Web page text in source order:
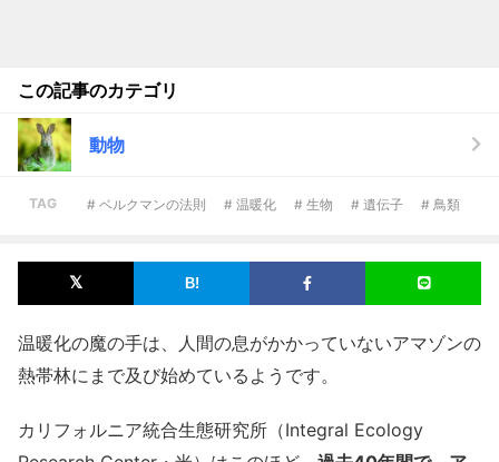
この記事のカテゴリ
動物
TAG # ベルクマンの法則 # 温暖化 # 生物 # 遺伝子 # 鳥類
温暖化の魔の手は、人間の息がかかっていないアマゾンの
熱帯林にまで及び始めているようです。
カリフォルニア統合生態研究所（Integral Ecology